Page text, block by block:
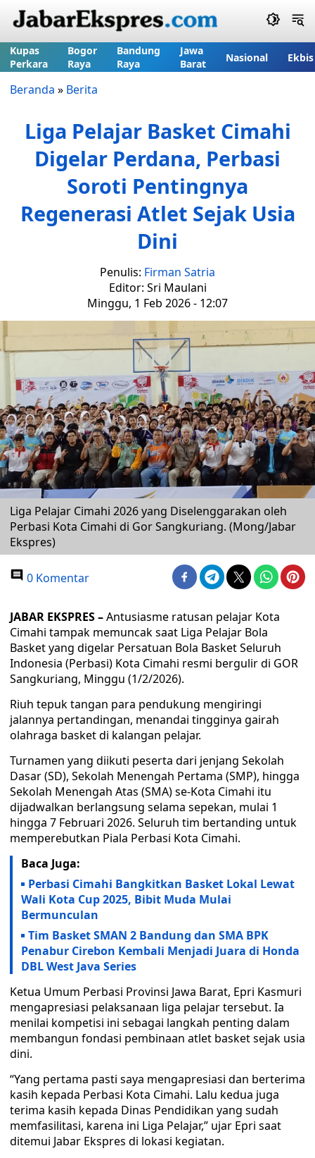
Kupas
Perkara
Bogor
Raya
Bandung
Raya
Jawa
Barat
Nasional Ekbis
Beranda » Berita
Liga Pelajar Basket Cimahi
Digelar Perdana, Perbasi
Soroti Pentingnya
Regenerasi Atlet Sejak Usia
Dini
Penulis: Firman Satria
Editor: Sri Maulani
Minggu, 1 Feb 2026 - 12:07
Liga Pelajar Cimahi 2026 yang Diselenggarakan oleh
Perbasi Kota Cimahi di Gor Sangkuriang. (Mong/Jabar
Ekspres)
0 Komentar
JABAR EKSPRES –Antusiasme ratusan pelajar Kota
Cimahi tampak memuncak saat Liga Pelajar Bola
Basket yang digelar Persatuan Bola Basket Seluruh
Indonesia (Perbasi) Kota Cimahi resmi bergulir di GOR
Sangkuriang, Minggu (1/2/2026).
Riuh tepuk tangan para pendukung mengiringi
jalannya pertandingan, menandai tingginya gairah
olahraga basket di kalangan pelajar.
Turnamen yang diikuti peserta dari jenjang Sekolah
Dasar (SD), Sekolah Menengah Pertama (SMP), hingga
Sekolah Menengah Atas (SMA) se-Kota Cimahi itu
dijadwalkan berlangsung selama sepekan, mulai 1
hingga 7 Februari 2026. Seluruh tim bertanding untuk
memperebutkan Piala Perbasi Kota Cimahi.
Baca Juga:
Perbasi Cimahi Bangkitkan Basket Lokal Lewat
Wali Kota Cup 2025, Bibit Muda Mulai
Bermunculan
Tim Basket SMAN 2 Bandung dan SMA BPK
Penabur Cirebon Kembali Menjadi Juara di Honda
DBL West Java Series
Ketua Umum Perbasi Provinsi Jawa Barat, Epri Kasmuri
mengapresiasi pelaksanaan liga pelajar tersebut. Ia
menilai kompetisi ini sebagai langkah penting dalam
membangun fondasi pembinaan atlet basket sejak usia
dini.
“Yang pertama pasti saya mengapresiasi dan berterima
kasih kepada Perbasi Kota Cimahi. Lalu kedua juga
terima kasih kepada Dinas Pendidikan yang sudah
memfasilitasi, karena ini Liga Pelajar,” ujar Epri saat
ditemui Jabar Ekspres di lokasi kegiatan.